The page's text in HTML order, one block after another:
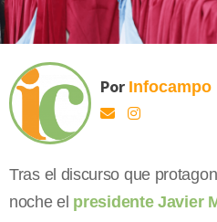
Por Infocampo
Tras el discurso que
noche el presidente Javier